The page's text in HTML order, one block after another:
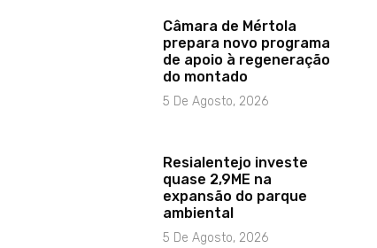
Câmara de Mértola
prepara novo programa
de apoio à regeneração
do montado
5 De Agosto, 2026
Resialentejo investe
quase 2,9ME na
expansão do parque
ambiental
5 De Agosto, 2026